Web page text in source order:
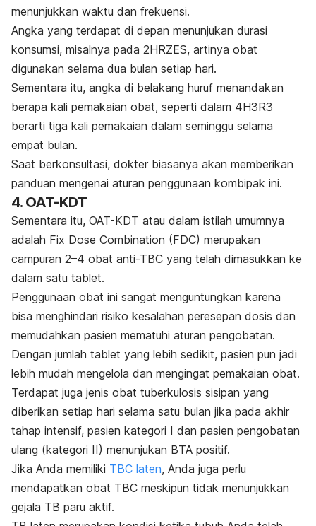
menunjukkan waktu dan frekuensi.
Angka yang terdapat di depan menunjukan durasi
konsumsi, misalnya pada 2HRZES, artinya obat
digunakan selama dua bulan setiap hari.
Sementara itu, angka di belakang huruf menandakan
berapa kali pemakaian obat, seperti dalam 4H3R3
berarti tiga kali pemakaian dalam seminggu selama
empat bulan.
Saat berkonsultasi, dokter biasanya akan memberikan
panduan mengenai aturan penggunaan kombipak ini.
4. OAT-KDT
Sementara itu, OAT-KDT atau dalam istilah umumnya
adalah Fix Dose Combination (FDC) merupakan
campuran 2–4 obat anti-TBC yang telah dimasukkan ke
dalam satu tablet.
Penggunaan obat ini sangat menguntungkan karena
bisa menghindari risiko kesalahan peresepan dosis dan
memudahkan pasien mematuhi aturan pengobatan.
Dengan jumlah tablet yang lebih sedikit, pasien pun jadi
lebih mudah mengelola dan mengingat pemakaian obat.
Terdapat juga jenis obat tuberkulosis sisipan yang
diberikan setiap hari selama satu bulan jika pada akhir
tahap intensif, pasien kategori I dan pasien pengobatan
ulang (kategori II) menunjukan BTA positif.
Jika Anda memiliki TBC laten, Anda juga perlu
mendapatkan obat TBC meskipun tidak menunjukkan
gejala TB paru aktif.